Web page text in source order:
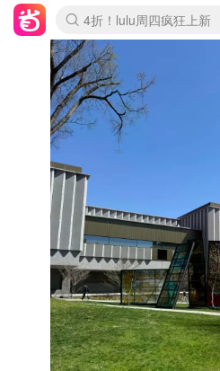
Boticinal 夏促开抢！
4折！lulu周四疯狂上新
还没结束！
Joybuy变相75折 随时失效
速领！Stanley独家85折
疑似霸哥！Camper额外
Zalando 奥莱闪促！每日
Moncler反季囤！5折起+
Coach Brooklyn仅€192